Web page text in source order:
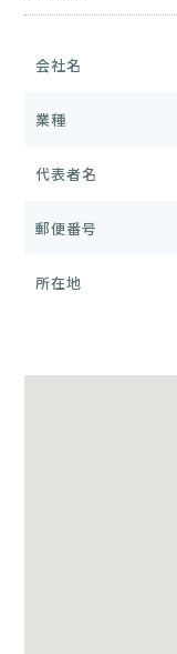
会社名
業種
代表者名
郵便番号
所在地